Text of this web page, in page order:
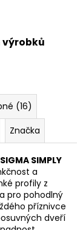
výrobků
(16)
Značka
SIGMA SIMPLY
a
profily z
pro pohodlný
příznivce
dveří